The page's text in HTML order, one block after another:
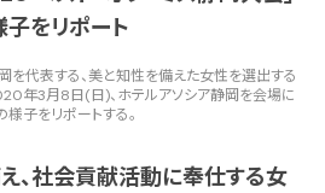
をリポート
を代表する、美と知性を備えた女性を選出する
2020年3月8日(日)、ホテルアソシア静岡を会場に
子をリポートする。
、社会貢献活動に奉仕する女